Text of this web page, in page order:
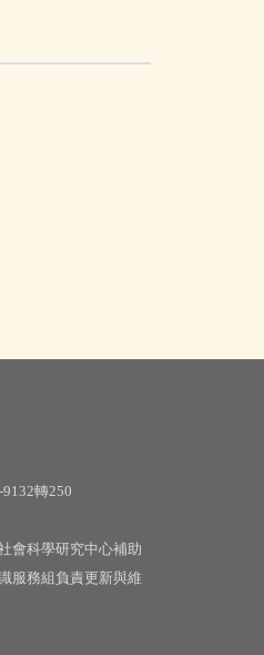
轉250
會科學研究中心補助
服務組負責更新與維